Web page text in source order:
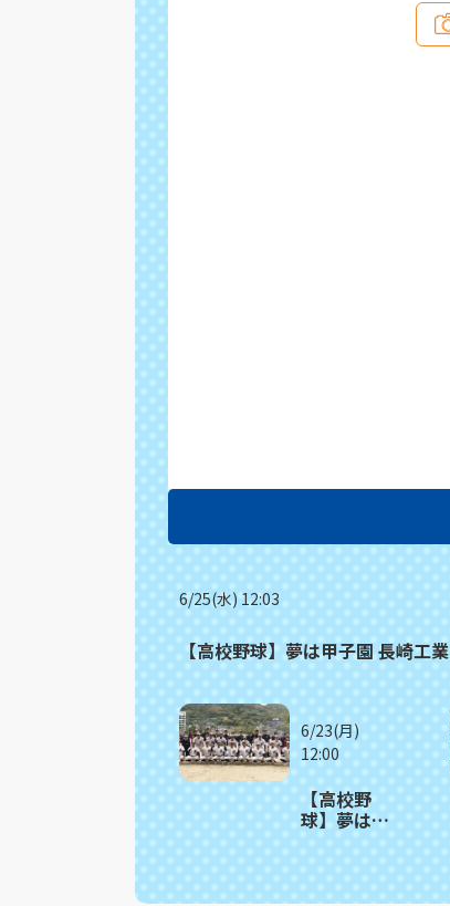
6/25(水) 12:03
【高校野球】夢は甲子園 長崎工業
6/23(月)
12:00
【高校野
球】夢は甲